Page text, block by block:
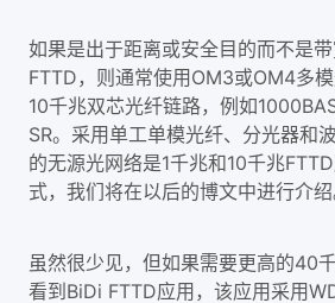
如果是出于距离或安全目的而不是
FTTD，则通常使用OM3或OM4多
10千兆双芯光纤链路，例如
SR。采用单工单模光纤、分光器和
的无源光网络是1千兆和10千兆
式，我们将在以后的博文中进行介绍
虽然很少见，但如果需要更高的40
看到BiDi FTTD应用，该应用采用